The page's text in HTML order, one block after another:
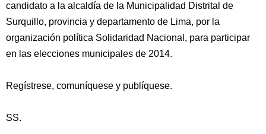
candidato a la alcaldía de la Municipalidad Distrital de
Surquillo, provincia y departamento de Lima, por la
organización política Solidaridad Nacional, para participar
en las elecciones municipales de 2014.
Regístrese, comuníquese y publíquese.
SS.